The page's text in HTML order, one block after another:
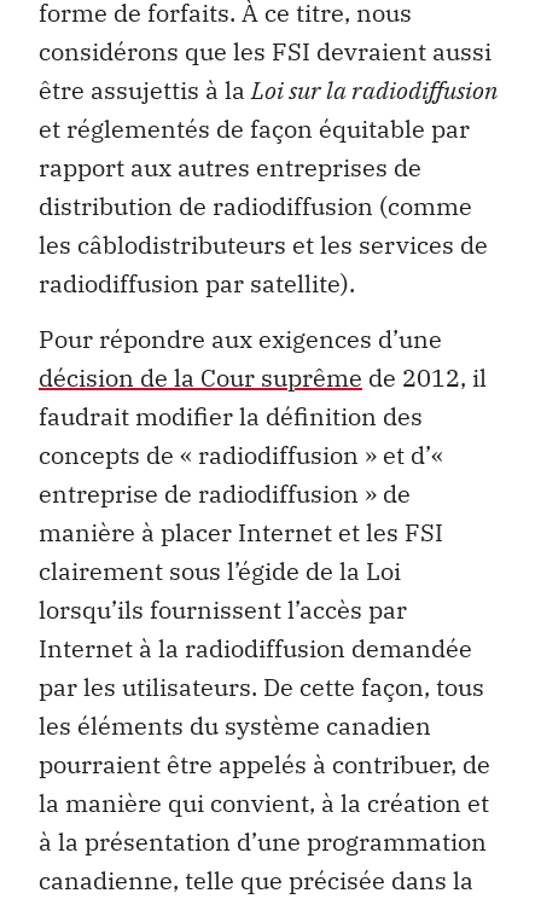
forme de for­faits. À ce titre, nous
considérons que les FSI devraient aussi
être assujettis à laLoi sur la radiodiffusion
et réglementés de façon équitable par
rapport aux autres entreprises de
distribution de radiodiffusion (comme
les câblodistributeurs et les services de
radiodiffusion par satellite).
Pour répondre aux exigences d’une
décision de la Cour suprême de 2012, il
faudrait modifier la définition des
concepts de « radiodiffusion » et d’«
entreprise de radiodiffusion » de
manière à placer Internet et les FSI
clairement sous l’égide de la Loi
lorsqu’ils fournissent l’accès par
Internet à la radiodiffusion demandée
par les utilisateurs. De cette façon, tous
les éléments du système canadien
pourraient être appelés à contribuer, de
la manière qui convient, à la création et
à la présentation d’une programmation
canadienne, telle que précisée dans la